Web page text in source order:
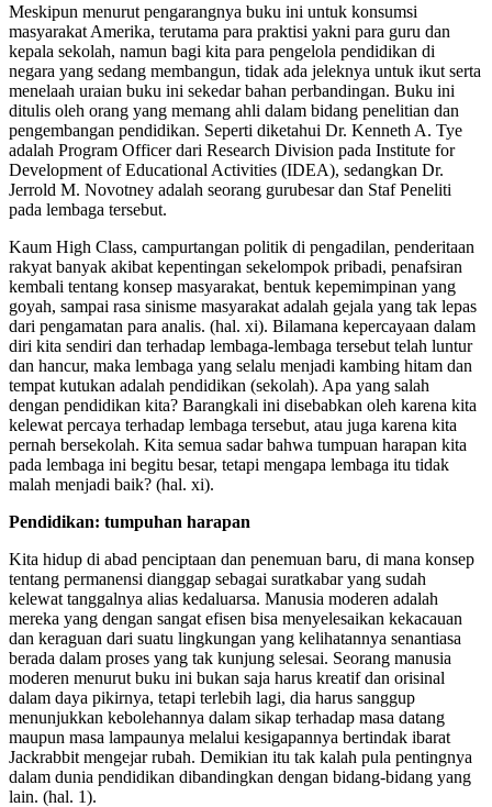
Meskipun menurut pengarangnya buku ini untuk konsumsi
masyarakat Amerika, terutama para praktisi yakni para guru dan
kepala sekolah, namun bagi kita para pengelola pendidikan di
negara yang sedang membangun, tidak ada jeleknya untuk ikut serta
menelaah uraian buku ini sekedar bahan perbandingan. Buku ini
ditulis oleh orang yang memang ahli dalam bidang penelitian dan
pengembangan pendidikan. Seperti diketahui Dr. Kenneth A. Tye
adalah Program Officer dari Research Division pada Institute for
Development of Educational Activities (IDEA), sedangkan Dr.
Jerrold M. Novotney adalah seorang gurubesar dan Staf Peneliti
pada lembaga tersebut.
Kaum High Class, campurtangan politik di pengadilan, penderitaan
rakyat banyak akibat kepentingan sekelompok pribadi, penafsiran
kembali tentang konsep masyarakat, bentuk kepemimpinan yang
goyah, sampai rasa sinisme masyarakat adalah gejala yang tak lepas
dari pengamatan para analis. (hal. xi). Bilamana kepercayaan dalam
diri kita sendiri dan terhadap lembaga-lembaga tersebut telah luntur
dan hancur, maka lembaga yang selalu menjadi kambing hitam dan
tempat kutukan adalah pendidikan (sekolah). Apa yang salah
dengan pendidikan kita? Barangkali ini disebabkan oleh karena kita
kelewat percaya terhadap lembaga tersebut, atau juga karena kita
pernah bersekolah. Kita semua sadar bahwa tumpuan harapan kita
pada lembaga ini begitu besar, tetapi mengapa lembaga itu tidak
malah menjadi baik? (hal. xi).
Pendidikan: tumpuhan harapan
Kita hidup di abad penciptaan dan penemuan baru, di mana konsep
tentang permanensi dianggap sebagai suratkabar yang sudah
kelewat tanggalnya alias kedaluarsa. Manusia moderen adalah
mereka yang dengan sangat efisen bisa menyelesaikan kekacauan
dan keraguan dari suatu lingkungan yang kelihatannya senantiasa
berada dalam proses yang tak kunjung selesai. Seorang manusia
moderen menurut buku ini bukan saja harus kreatif dan orisinal
dalam daya pikirnya, tetapi terlebih lagi, dia harus sanggup
menunjukkan kebolehannya dalam sikap terhadap masa datang
maupun masa lampaunya melalui kesigapannya bertindak ibarat
Jackrabbit mengejar rubah. Demikian itu tak kalah pula pentingnya
dalam dunia pendidikan dibandingkan dengan bidang-bidang yang
lain. (hal. 1).